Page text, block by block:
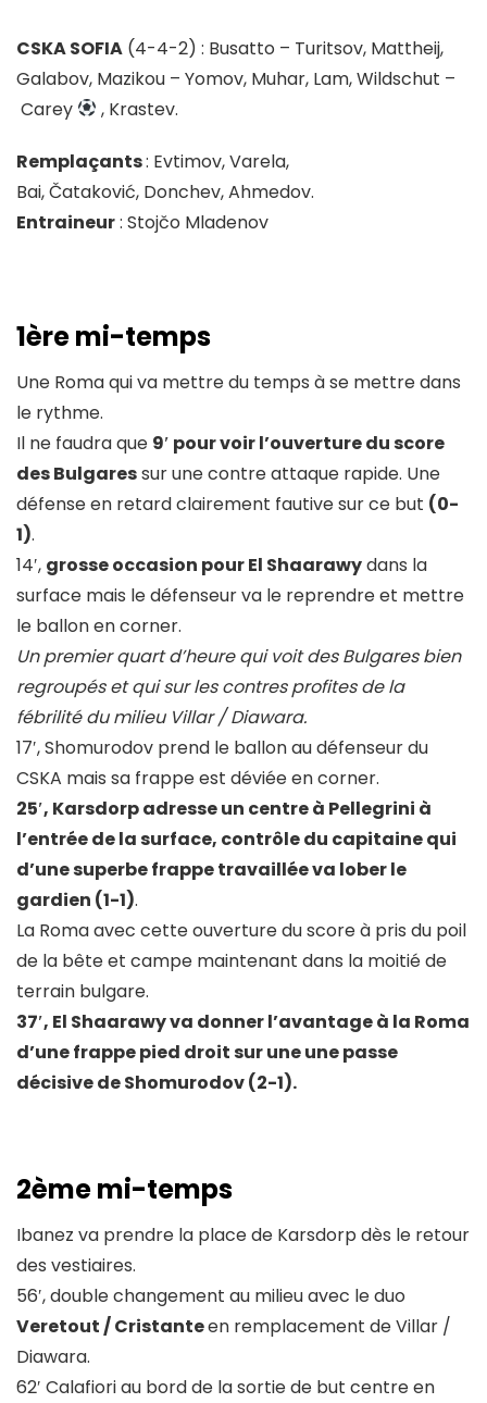
CSKA SOFIA (4-4-2) : Busatto – Turitsov, Mattheij,
Galabov, Mazikou – Yomov, Muhar, Lam, Wildschut –
Carey
, Krastev.
Remplaçants: Evtimov, Varela,
Bai, Čataković, Donchev, Ahmedov.
Entraineur: Stojčo Mladenov
1ère mi-temps
Une Roma qui va mettre du temps à se mettre dans
le rythme.
Il ne faudra que 9′ pour voir l’ouverture du score
des Bulgaressur une contre attaque rapide. Une
défense en retard clairement fautive sur ce but (0-
1).
14′, grosse occasion pour El Shaarawydans la
surface mais le défenseur va le reprendre et mettre
le ballon en corner.
Un premier quart d’heure qui voit des Bulgares bien
regroupés et qui sur les contres profites de la
fébrilité du milieu Villar / Diawara.
17′, Shomurodov prend le ballon au défenseur du
CSKA mais sa frappe est déviée en corner.
25′, Karsdorp adresse un centre à Pellegrini à
l’entrée de la surface, contrôle du capitaine qui
d’une superbe frappe travaillée va lober le
gardien (1-1).
La Roma avec cette ouverture du score à pris du poil
de la bête et campe maintenant dans la moitié de
terrain bulgare.
37′, El Shaarawy va donner l’avantage à la Roma
d’une frappe pied droit sur une une passe
décisive de Shomurodov (2-1).
2ème mi-temps
Ibanez va prendre la place de Karsdorp dès le retour
des vestiaires.
56′, double changement au milieu avec le duo
Veretout / Cristanteen remplacement de Villar /
Diawara.
62′ Calafiori au bord de la sortie de but centre en